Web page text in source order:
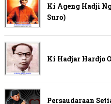
Ki Ageng Hadji
Suro)
Ki Hadjar Hardjo
Persaudaraan